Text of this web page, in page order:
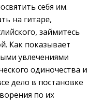
себя им.
на гитаре,
займитесь
Как показывает
увлечениями
одиночества и
дело в постановке
по их